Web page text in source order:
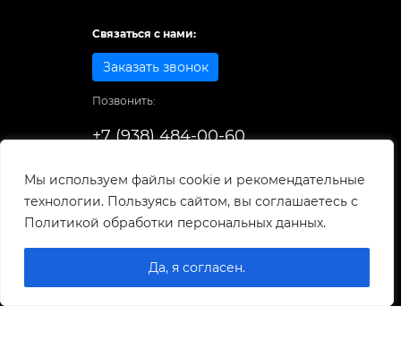
Мы используем файлы cookie и рекомендательные
технологии. Пользуясь сайтом, вы соглашаетесь с
Политикой обработки персональных данных.
Да, я согласен.
Связаться с нами:
Заказать звонок
Позвонить:
+7 (938) 484-00-60
© 1998-2026
0